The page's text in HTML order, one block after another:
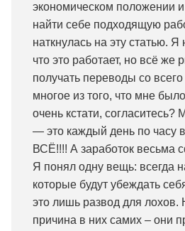
экономическом положении
найти себе подходящую
наткнулась на эту статью.
что это работает, но всё же
получать переводы со
многое из того, что мне
очень кстати, согласитесь?
— это каждый день по часу
ВСЁ!!!! А заработок весьма
Я понял одну вещь: всегда
которые будут убеждать
это лишь развод для
причина в них самих – они